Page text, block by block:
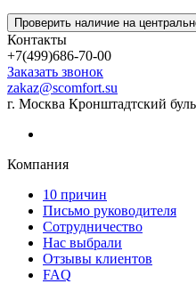
Проверить наличие на
Контакты
+7(499)686-70-00
Заказать звонок
zakaz@scomfort.su
г. Москва Кронштадтский
Компания
10 причин
Письмо руководителя
Сотрудничество
Нас выбрали
Отзывы клиентов
FAQ